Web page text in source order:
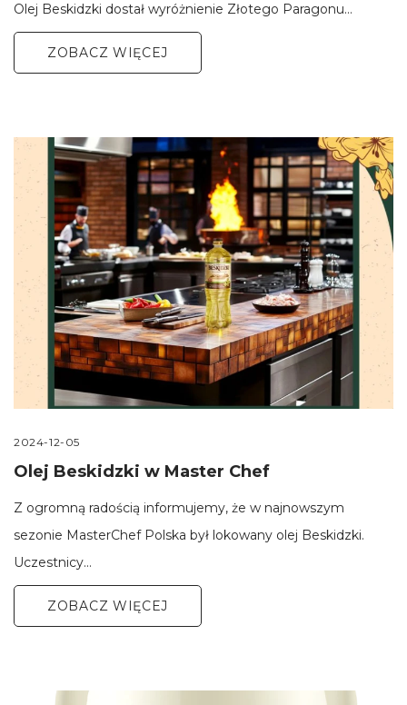
Olej Beskidzki dostał wyróżnienie Złotego Paragonu…
ZOBACZ WIĘCEJ
2024-12-05
Olej Beskidzki w Master Chef
Z ogromną radością informujemy, że w najnowszym
sezonie MasterChef Polska był lokowany olej Beskidzki.
Uczestnicy…
ZOBACZ WIĘCEJ